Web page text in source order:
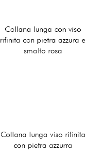
Collana lunga con viso
rifinita con pietra azzura e
smalto rosa
Collana lunga viso rifinita
con pietra azzurra